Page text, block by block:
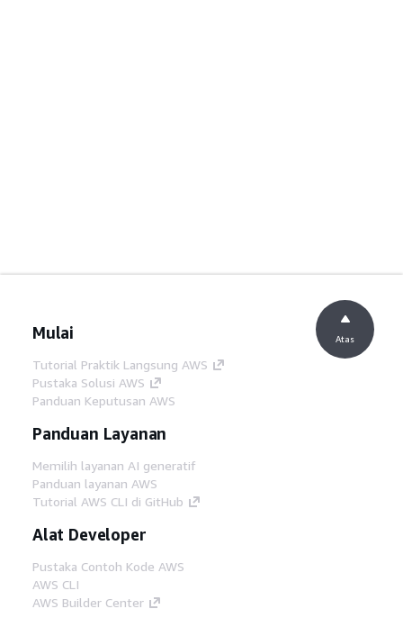
Mulai
Tutorial Praktik Langsung AWS
Pustaka Solusi AWS
Panduan Keputusan AWS
Panduan Layanan
Memilih layanan AI generatif
Panduan layanan AWS
Tutorial AWS CLI di GitHub
Alat Developer
Pustaka Contoh Kode AWS
AWS CLI
AWS Builder Center
Atas